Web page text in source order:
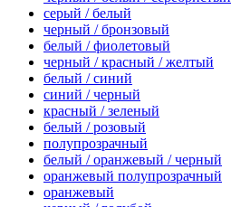
серый / белый
черный / бронзовый
белый / фиолетовый
черный / красный / желтый
белый / синий
синий / черный
красный / зеленый
белый / розовый
полупрозрачный
белый / оранжевый / черный
оранжевый полупрозрачный
оранжевый